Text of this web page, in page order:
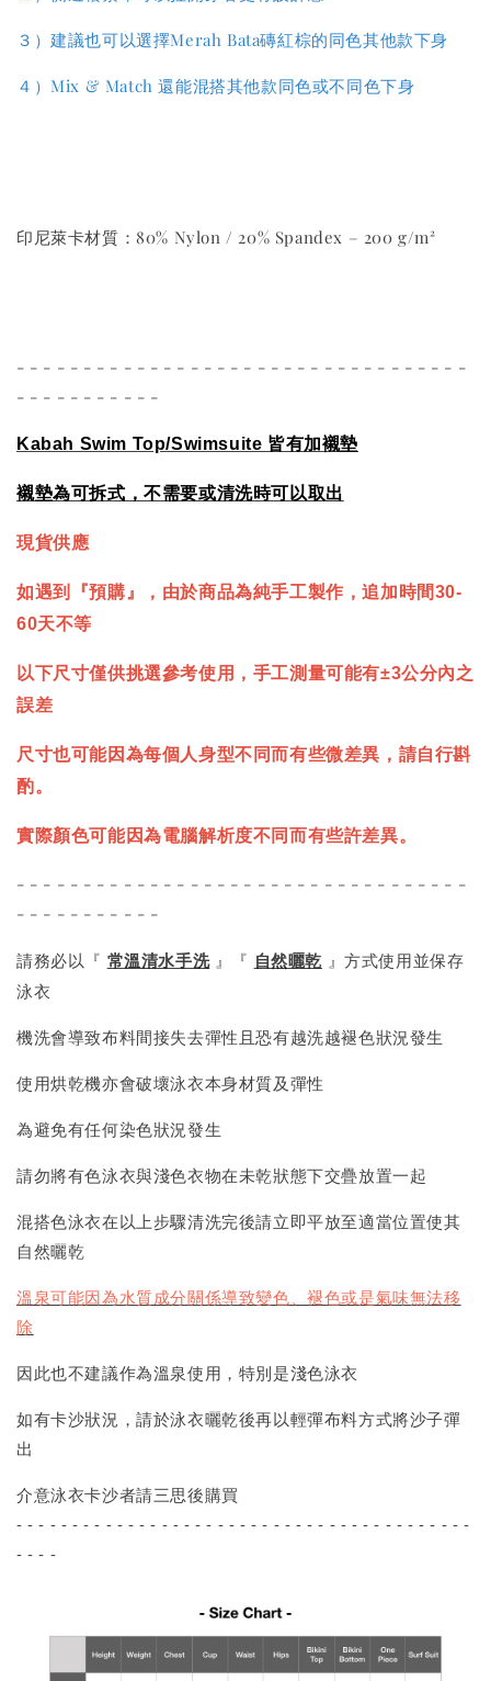
３）建議也可以選擇Merah Bata磚紅棕的同色其他款下身
４）Mix & Match 還能混搭其他款同色或不同色下身
印尼萊卡材質：80% Nylon / 20% Spandex – 200 g/m²
- - - - - - - - - - - - - - - - - - - - - - - - - - - - - - - - - -
- - - - - - - - - - -
Kabah Swim Top/Swimsuite 皆有加襯墊
襯墊為可拆式，不需要或清洗時可以取出
現貨供應
如遇到『預購』，由於商品為純手工製作，追加時間30-
60天不等
以下尺寸僅供挑選參考使用，手工測量可能有±3公分內之
誤差
尺寸也可能因為每個人身型不同而有些微差異，請自行斟
酌。
實際顏色可能因為電腦解析度不同而有些許差異。
- - - - - - - - - - - - - - - - - - - - - - - - - - - - - - - - - -
- - - - - - - - - - -
請務必以『 常溫清水手洗』『 自然曬乾 』方式使用並保存
泳衣
機洗會導致布料間接失去彈性且恐有越洗越褪色狀況發生
使用烘乾機亦會破壞泳衣本身材質及彈性
為避免有任何染色狀況發生
請勿將有色泳衣與淺色衣物在未乾狀態下交疊放置一起
混搭色泳衣在以上步驟清洗完後請立即平放至適當位置使其
自然曬乾
溫泉可能因為水質成分關係導致變色、褪色或是氣味無法移
除
因此也不建議作為溫泉使用，特別是淺色泳衣
如有卡沙狀況，請於泳衣曬乾後再以輕彈布料方式將沙子彈
出
介意泳衣卡沙者請三思後購買
- - - - - - - - - - - - - - - - - - - - - - - - - - - - - - - - - - - - - - - - -
- - - -